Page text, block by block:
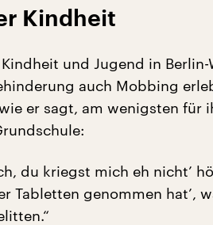
Kindheit
und Jugend in
auch Mobbing
er sagt, am wenigsten für
du kriegst mich eh nicht’
Tabletten genommen hat’,